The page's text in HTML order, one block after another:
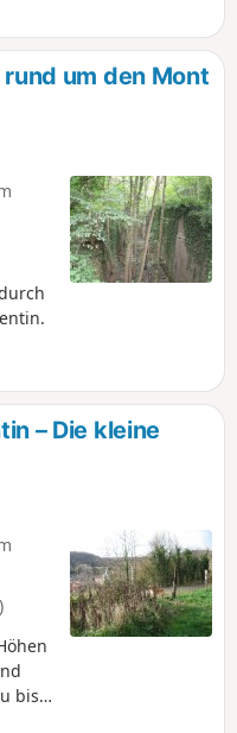
6000 m²
la Cour
vor
wie Sie
ich es
um den Mont
– Die kleine
bis